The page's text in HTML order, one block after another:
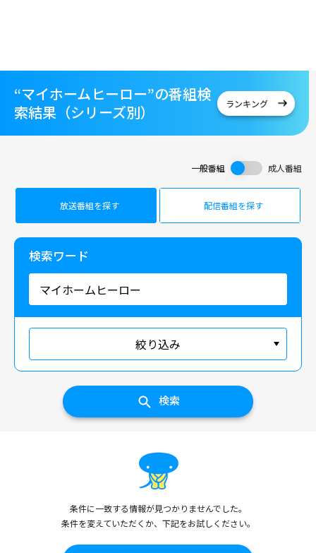
“マイホームヒーロー”の番組検
索結果（シリーズ別）
ランキング
一般番組 成人番組
放送番組を探す 配信番組を探す
検索ワード
絞り込み
検索
条件に一致する情報が見つかりませんでした。
条件を変えていただくか、下記をお試しください。